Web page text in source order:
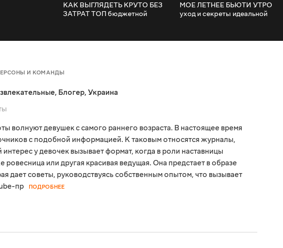
КАК ВЫГЛЯДЕТЬ КРУТО БЕЗ
ЗАТРАТ ТОП бюджетной
МОЕ ЛЕТНЕЕ БЬЮТИ УТРО
уход и секреты идеальной
И КОМАНДЫ
, Блогер, Украина
волнуют девушек с самого раннего возраста. В настоящее время
с подобной информацией. К таковым относятся журналы,
у девочек вызывает формат, когда в роли наставницы
ровесница или другая красивая ведущая. Она предстает в образе
дает советы, руководствуясь собственным опытом, что вызывает
пр
ПОДРОБНЕЕ